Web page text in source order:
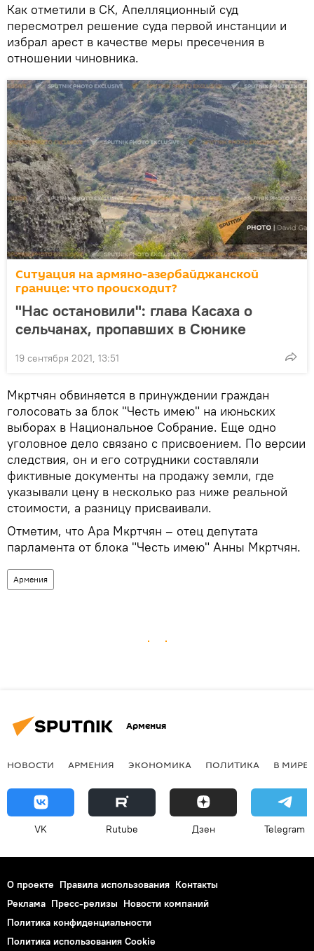
Как отметили в СК, Апелляционный суд
пересмотрел решение суда первой инстанции и
избрал арест в качестве меры пресечения в
отношении чиновника.
Ситуация на армяно-азербайджанской
границе: что происходит?
"Нас остановили": глава Касаха о
сельчанах, пропавших в Сюнике
19 сентября 2021, 13:51
Мкртчян обвиняется в принуждении граждан
голосовать за блок "Честь имею" на июньских
выборах в Национальное Собрание. Еще одно
уголовное дело связано с присвоением. По версии
следствия, он и его сотрудники составляли
фиктивные документы на продажу земли, где
указывали цену в несколько раз ниже реальной
стоимости, а разницу присваивали.
Отметим, что Ара Мкртчян – отец депутата
парламента от блока "Честь имею" Анны Мкртчян.
Армения
Армения
НОВОСТИ АРМЕНИЯ ЭКОНОМИКА ПОЛИТИКА В МИРЕ
VK Rutube Дзен Telegram
О проекте Правила использования Контакты
Реклама Пресс-релизы Новости компаний
Политика конфиденциальности
Политика использования Cookie